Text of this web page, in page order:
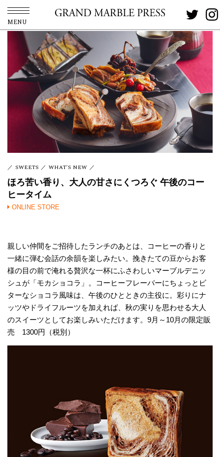
MENU
SWEETS WHAT'S NEW
ほろ苦い香り、大人の甘さにくつろぐ 午後のコー
ヒータイム
ONLINE STORE
親しい仲間をご招待したランチのあとは、コーヒーの香りと
一緒に弾む会話の余韻を楽しみたい。挽きたての豆からお客
様の目の前で淹れる贅沢な一杯にふさわしいマーブルデニッ
シュが「モカショコラ」。コーヒーフレーバーにちょっとビ
ターなショコラ風味は、午後のひとときの主役に。彩りにナ
ッツやドライフルーツを加えれば、秋の実りを思わせる大人
のスイーツとしてお楽しみいただけます。9月～10月の限定販
売 1300円（税別）